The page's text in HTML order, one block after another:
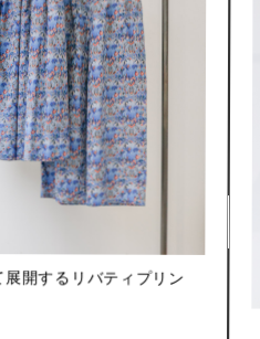
開するリバティプリン